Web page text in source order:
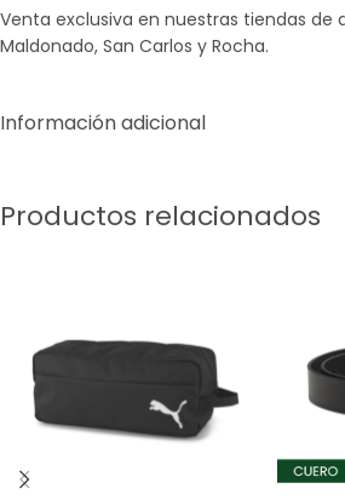
Venta exclusiva en nuestras tiendas de
Maldonado, San Carlos y Rocha.
Información adicional
Productos relacionados